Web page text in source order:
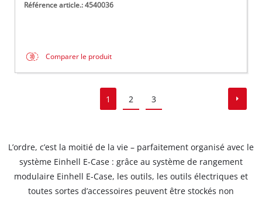
Référence article.: 4540036
Comparer le produit
1 2 3
L’ordre, c’est la moitié de la vie – parfaitement organisé avec le
système Einhell E-Case : grâce au système de rangement
modulaire Einhell E-Case, les outils, les outils électriques et
toutes sortes d’accessoires peuvent être stockés non